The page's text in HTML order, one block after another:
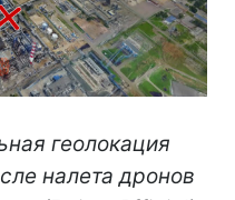
геолокация
налета дронов